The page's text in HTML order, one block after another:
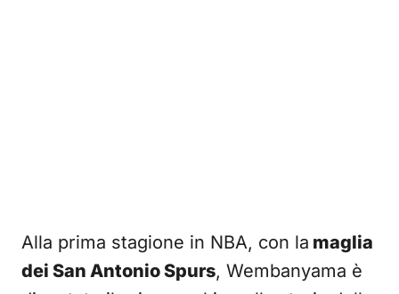
Alla prima stagione in NBA, con la maglia
dei San Antonio Spurs, Wembanyama è